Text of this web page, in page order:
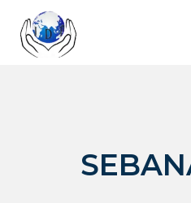
content